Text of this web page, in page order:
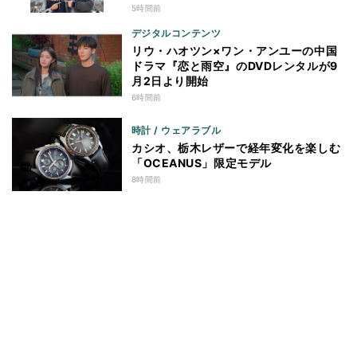
5時間前
デジタルコンテンツ
リウ・ハオツン×ワン・アンユーの中国
ドラマ『恋と雨空』のDVDレンタルが9
月2日より開始
6時間前
時計 / ウェアラブル
カシオ、栃木レザーで経年変化を楽しむ
「OCEANUS」限定モデル
8時間前